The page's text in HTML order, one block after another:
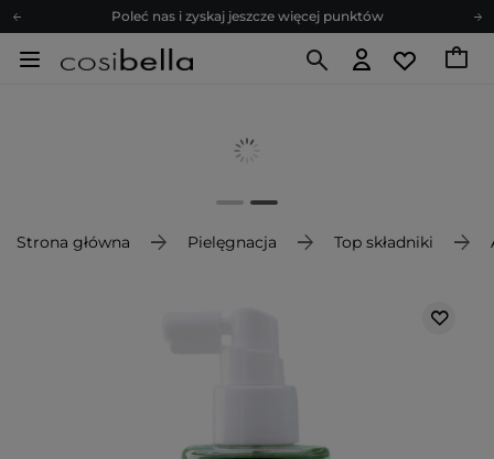
Poleć nas i zyskaj jeszcze więcej punktów
Zapisz się na newsletter pełen porad
Poleć nas i zyskaj jeszcze więcej punktów
Strona główna Pielęgnacja Top składniki